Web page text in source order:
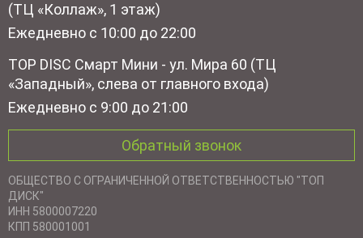
(ТЦ «Коллаж», 1 этаж)
Ежедневно с 10:00 до 22:00
TOP DISC Смарт Мини - ул. Мира 60 (ТЦ
«Западный», слева от главного входа)
Ежедневно с 9:00 до 21:00
Обратный звонок
ОБЩЕСТВО С ОГРАНИЧЕННОЙ ОТВЕТСТВЕННОСТЬЮ "ТОП
ДИСК"
ИНН 5800007220
КПП 580001001